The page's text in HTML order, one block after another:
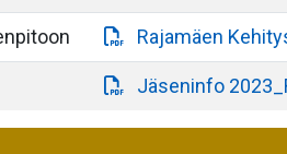
Rajamäen
Jäseninfo